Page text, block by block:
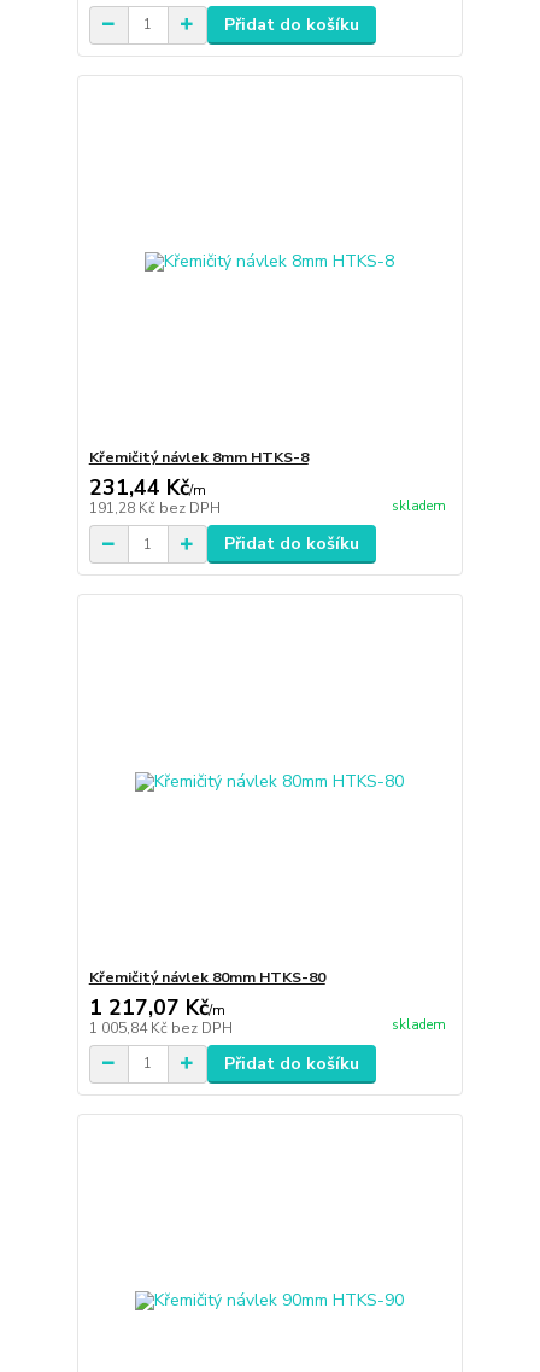
Přidat do košíku
Křemičitý návlek 8mm HTKS-8
231,44 Kč/m
191,28 Kč bez DPH skladem
Přidat do košíku
Křemičitý návlek 80mm HTKS-80
1 217,07 Kč/m
1 005,84 Kč bez DPH skladem
Přidat do košíku